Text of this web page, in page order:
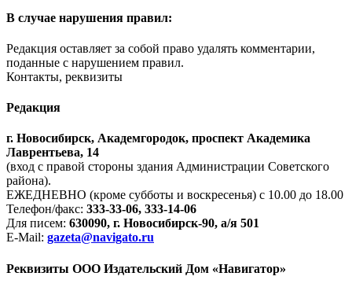
В случае нарушения правил:
Редакция оставляет за собой право удалять комментарии,
поданные с нарушением правил.
Контакты, реквизиты
Редакция
г. Новосибирск, Академгородок, проспект Академика
Лаврентьева, 14
(вход с правой стороны здания Администрации Советского
района).
ЕЖЕДНЕВНО (кроме субботы и воскресенья) с 10.00 до 18.00
Телефон/факс: 333-33-06, 333-14-06
Для писем: 630090, г. Новосибирск-90, а/я 501
E-Mail: gazeta@navigato.ru
Реквизиты ООО Издательский Дом «Навигатор»